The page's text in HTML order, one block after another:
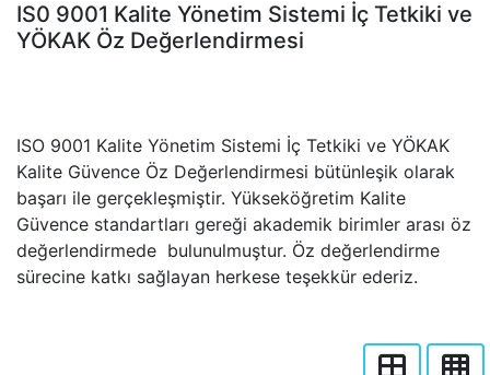
IS0 9001 Kalite Yönetim Sistemi İç Tetkiki ve
YÖKAK Öz Değerlendirmesi
ISO 9001 Kalite Yönetim Sistemi İç Tetkiki ve YÖKAK
Kalite Güvence Öz Değerlendirmesi bütünleşik olarak
başarı ile gerçekleşmiştir. Yükseköğretim Kalite
Güvence standartları gereği akademik birimler arası öz
değerlendirmede bulunulmuştur. Öz değerlendirme
sürecine katkı sağlayan herkese teşekkür ederiz.